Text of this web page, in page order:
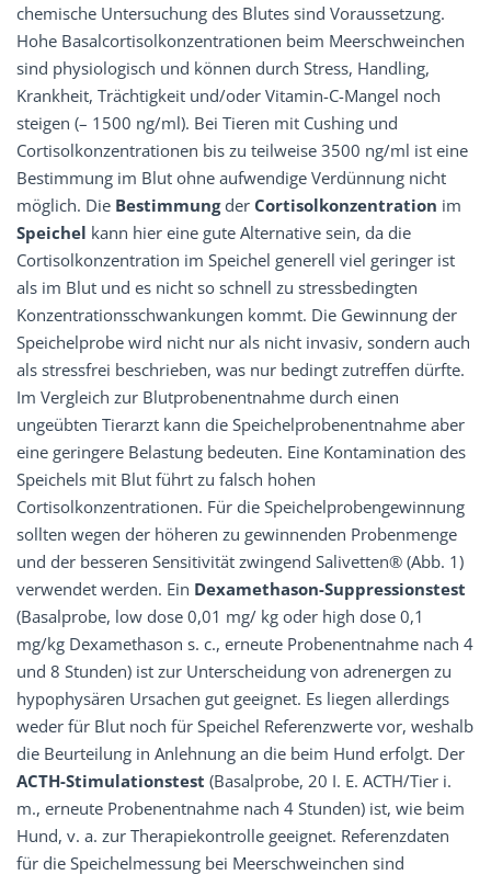
chemische Untersuchung des Blutes sind Voraussetzung.
Hohe Basalcortisolkonzentrationen beim Meerschweinchen
sind physiologisch und können durch Stress, Handling,
Krankheit, Trächtigkeit und/oder Vitamin-C-Mangel noch
steigen (– 1500 ng/ml). Bei Tieren mit Cushing und
Cortisolkonzentrationen bis zu teilweise 3500 ng/ml ist eine
Bestimmung im Blut ohne aufwendige Verdünnung nicht
möglich. Die Bestimmung der Cortisolkonzentration im
Speichel kann hier eine gute Alternative sein, da die
Cortisolkonzentration im Speichel generell viel geringer ist
als im Blut und es nicht so schnell zu stressbedingten
Konzentrationsschwankungen kommt. Die Gewinnung der
Speichelprobe wird nicht nur als nicht invasiv, sondern auch
als stressfrei beschrieben, was nur bedingt zutreffen dürfte.
Im Vergleich zur Blutprobenentnahme durch einen
ungeübten Tierarzt kann die Speichelprobenentnahme aber
eine geringere Belastung bedeuten. Eine Kontamination des
Speichels mit Blut führt zu falsch hohen
Cortisolkonzentrationen. Für die Speichelprobengewinnung
sollten wegen der höheren zu gewinnenden Probenmenge
und der besseren Sensitivität zwingend Salivetten® (Abb. 1)
verwendet werden. Ein Dexamethason-Suppressionstest
(Basalprobe, low dose 0,01 mg/ kg oder high dose 0,1
mg/kg Dexamethason s. c., erneute Probenentnahme nach 4
und 8 Stunden) ist zur Unterscheidung von adrenergen zu
hypophysären Ursachen gut geeignet. Es liegen allerdings
weder für Blut noch für Speichel Referenzwerte vor, weshalb
die Beurteilung in Anlehnung an die beim Hund erfolgt. Der
ACTH-Stimulationstest (Basalprobe, 20 I. E. ACTH/Tier i.
m., erneute Probenentnahme nach 4 Stunden) ist, wie beim
Hund, v. a. zur Therapiekontrolle geeignet. Referenzdaten
für die Speichelmessung bei Meerschweinchen sind